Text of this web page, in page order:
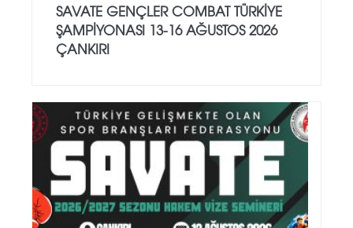
SAVATE GENÇLER COMBAT TÜRKİYE
ŞAMPİYONASI 13-16 AĞUSTOS 2026
ÇANKIRI